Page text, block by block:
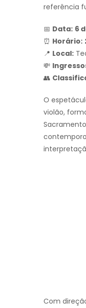
referência
📅 Data: 6
⏰ Horário:
📍 Local:
💸
👥
O
violão,
Com